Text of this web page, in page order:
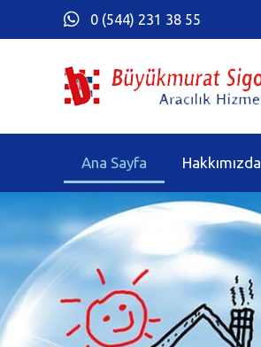
0 (544) 231 38 55
Ana Sayfa Hakkımızda